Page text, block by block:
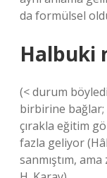
da formülsel
Halbuki
(< durum
birbirine bağlar;
çırakla eğitim
fazla geliyor
sanmıştım,